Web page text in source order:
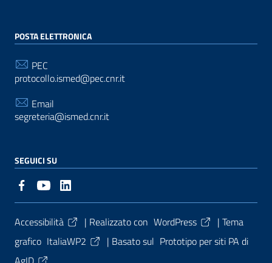
POSTA ELETTRONICA
PEC
protocollo.ismed@pec.cnr.it
Email
segreteria@ismed.cnr.it
SEGUICI SU
Sezione Link Utili
Accessibilità | Realizzato con WordPress | Tema
grafico ItaliaWP2 | Basato sul Prototipo per siti PA di